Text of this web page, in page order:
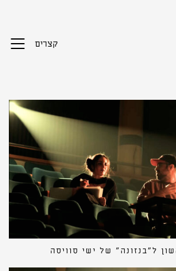
קצרים
ל״בנזונה״ של ישי סוויסה